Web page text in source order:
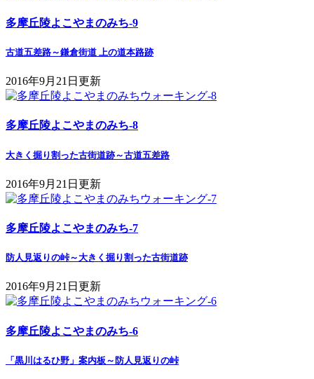
多摩丘陵よこやまのみち-9
古道五差路～鎌倉街道 上の道本路跡
2016年9月21日更新
多摩丘陵よこやまのみち-8
大きく掘り割った古街道跡～古道五差路
2016年9月21日更新
多摩丘陵よこやまのみち-7
防人見返りの峠～大きく掘り割った古街道跡
2016年9月21日更新
多摩丘陵よこやまのみち-6
「黒川はるひ野」案内板～防人見返りの峠